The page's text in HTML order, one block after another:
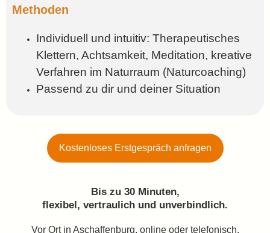
Methoden
Individuell und intuitiv: Therapeutisches
Klettern, Achtsamkeit, Meditation, kreative
Verfahren im Naturraum (Naturcoaching)
Passend zu dir und deiner Situation
Kostenloses Erstgespräch anfragen
Bis zu 30 Minuten,
flexibel, vertraulich und unverbindlich.
Vor Ort in Aschaffenburg, online oder telefonisch.